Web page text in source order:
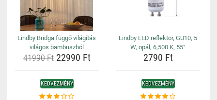
Lindby Bridga függő világítás
világos bambuszból
41990 Ft22990 Ft
Lindby LED reflektor, GU10, 5
W, opál, 6,500 K, 55°
2790 Ft
KEDVEZMÉNY KEDVEZMÉNY